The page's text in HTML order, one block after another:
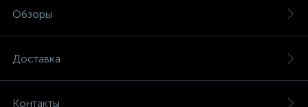
Обзоры
Доставка
Контакты